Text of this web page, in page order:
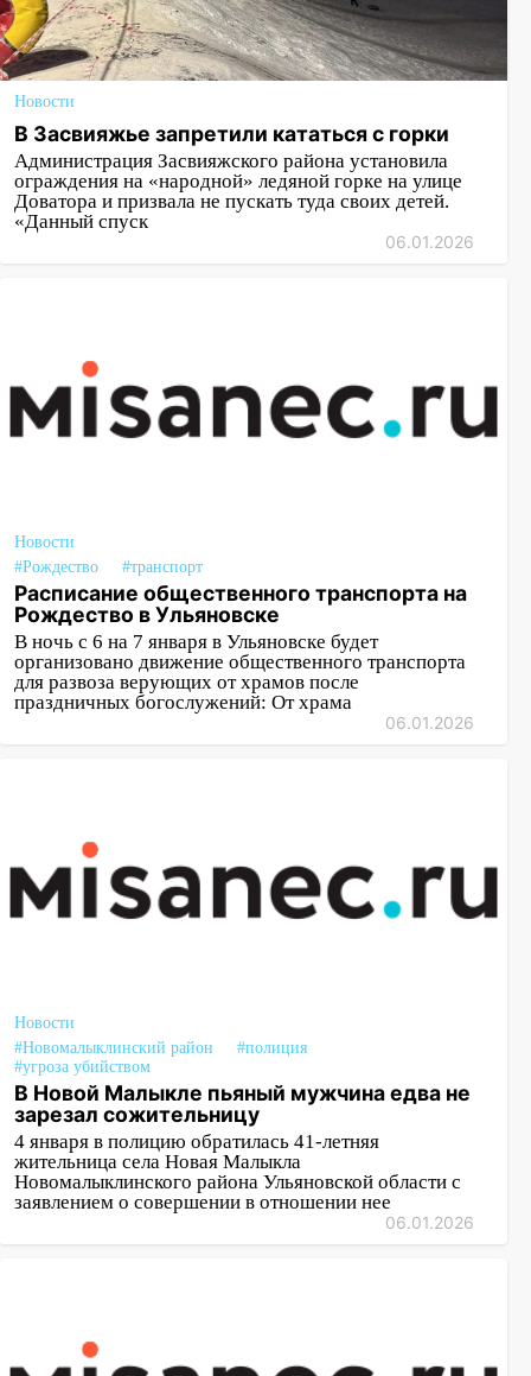
Новости
В Засвияжье запретили кататься с горки
Администрация Засвияжского района установила
ограждения на «народной» ледяной горке на улице
Доватора и призвала не пускать туда своих детей.
«Данный спуск
06.01.2026
Новости
#Рождество
#транспорт
Расписание общественного транспорта на
Рождество в Ульяновске
В ночь с 6 на 7 января в Ульяновске будет
организовано движение общественного транспорта
для развоза верующих от храмов после
праздничных богослужений: От храма
06.01.2026
Новости
#Новомалыклинский район
#полиция
#угроза убийством
В Новой Малыкле пьяный мужчина едва не
зарезал сожительницу
4 января в полицию обратилась 41-летняя
жительница села Новая Малыкла
Новомалыклинского района Ульяновской области с
заявлением о совершении в отношении нее
06.01.2026